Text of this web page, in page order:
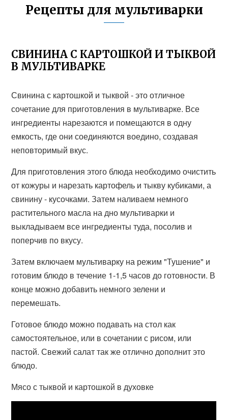
Рецепты для мультиварки
СВИНИНА С КАРТОШКОЙ И ТЫКВОЙ
В МУЛЬТИВАРКЕ
Свинина с картошкой и тыквой - это отличное
сочетание для приготовления в мультиварке. Все
ингредиенты нарезаются и помещаются в одну
емкость, где они соединяются воедино, создавая
неповторимый вкус.
Для приготовления этого блюда необходимо очистить
от кожуры и нарезать картофель и тыкву кубиками, а
свинину - кусочками. Затем наливаем немного
растительного масла на дно мультиварки и
выкладываем все ингредиенты туда, посолив и
поперчив по вкусу.
Затем включаем мультиварку на режим "Тушение" и
готовим блюдо в течение 1-1,5 часов до готовности. В
конце можно добавить немного зелени и
перемешать.
Готовое блюдо можно подавать на стол как
самостоятельное, или в сочетании с рисом, или
пастой. Свежий салат так же отлично дополнит это
блюдо.
Мясо с тыквой и картошкой в духовке